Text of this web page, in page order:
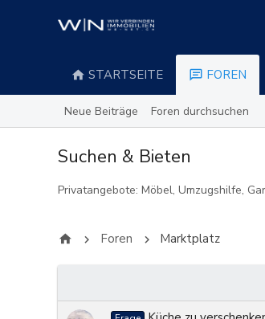
STARTSEITE FOREN
Neue Beiträge Foren durchsuchen
Suchen & Bieten
Privatangebote: Möbel, Umzugshilfe,
Foren Marktplatz